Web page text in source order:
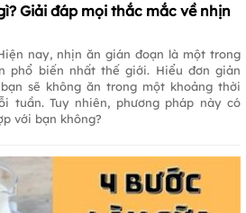
Giải đáp mọi thắc mắc về nhịn
nay, nhịn ăn gián đoạn là một trong
phổ biến nhất thế giới. Hiểu đơn giản
sẽ không ăn trong một khoảng thời
tuần. Tuy nhiên, phương pháp này có
với bạn không?